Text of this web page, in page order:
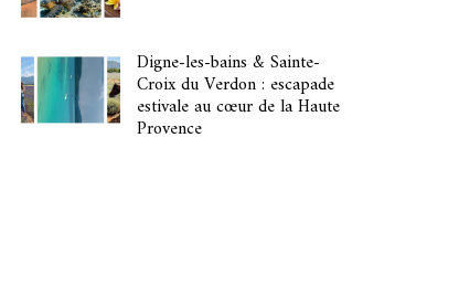
Digne-les-bains & Sainte-
Croix du Verdon : escapade
estivale au cœur de la Haute
Provence